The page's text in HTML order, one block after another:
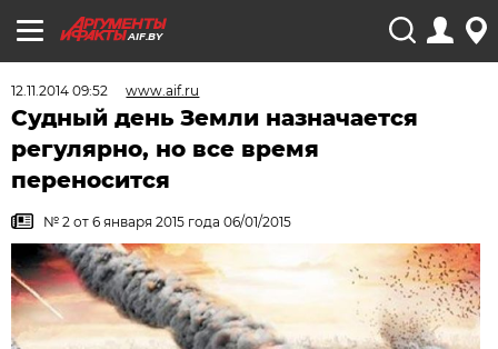
AIF.BY
12.11.2014 09:52 www.aif.ru
Судный день Земли назначается
регулярно, но все время
переносится
№ 2 от 6 января 2015 года 06/01/2015